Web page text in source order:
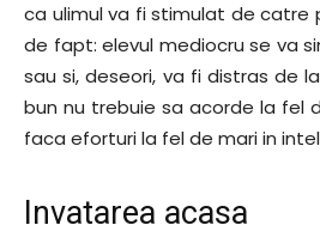
ca ulimul va fi stimulat de catre
de fapt: elevul mediocru se va
sau si, deseori, va fi distras de
bun nu trebuie sa acorde la fel
faca eforturi la fel de mari in
Invatarea acasa